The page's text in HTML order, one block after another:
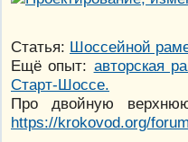
Статья: Шоссейной
Ещё опыт: авторская
Старт-Шоссе.
Про двойную
https://krokovod.org/